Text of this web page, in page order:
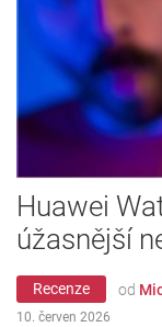
Huawei
úžasnější
Recenze od
10. červen 2026